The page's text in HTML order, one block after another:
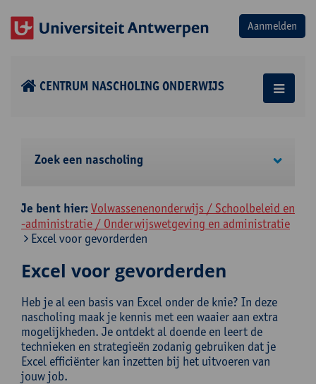
CENTRUM NASCHOLING ONDERWIJS
Zoek een nascholing
Je bent hier:Volwassenenonderwijs / Schoolbeleid en
-administratie / Onderwijswetgeving en administratie
Excel voor gevorderden
Excel voor gevorderden
Heb je al een basis van Excel onder de knie? In deze
nascholing maak je kennis met een waaier aan extra
mogelijkheden. Je ontdekt al doende en leert de
technieken en strategieën zodanig gebruiken dat je
Excel efficiënter kan inzetten bij het uitvoeren van
jouw job.